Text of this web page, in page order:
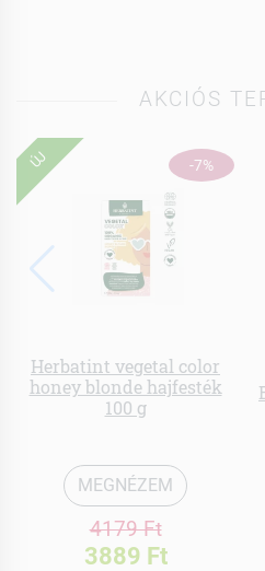
AKCIÓS
-7%
ÚJ
Herbatint vegetal color
honey blonde hajfesték
100 g
MEGNÉZEM
4179 Ft
3889 Ft